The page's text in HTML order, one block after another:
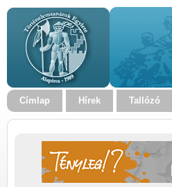
Címlap Hírek Tallózó